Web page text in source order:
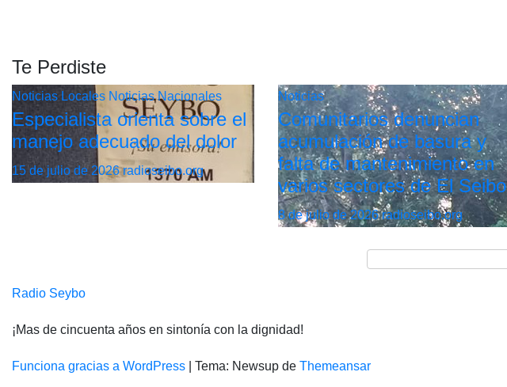
Te Perdiste
Noticias Locales Noticias Nacionales
Especialista orienta sobre el
manejo adecuado del dolor
15 de julio de 2026radioseibo.org
Noticias
Comunitarios denuncian
acumulación de basura y
falta de mantenimiento en
varios sectores de El Seibo
8 de julio de 2026radioseibo.org
Radio Seybo
¡Mas de cincuenta años en sintonía con la dignidad!
Funciona gracias a WordPress Tema: Newsup de Themeansar